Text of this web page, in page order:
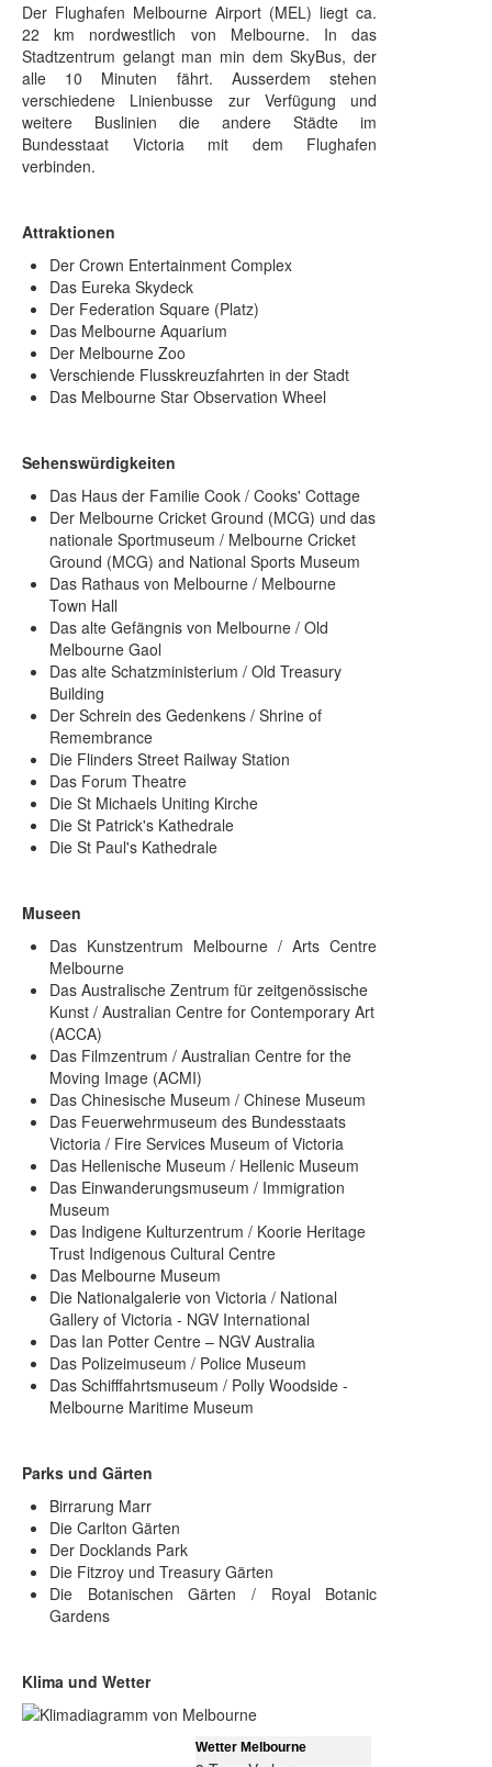
Der Flughafen Melbourne Airport (MEL) liegt ca.
22 km nordwestlich von Melbourne. In das
Stadtzentrum gelangt man min dem SkyBus, der
alle 10 Minuten fährt. Ausserdem stehen
verschiedene Linienbusse zur Verfügung und
weitere Buslinien die andere Städte im
Bundesstaat Victoria mit dem Flughafen
verbinden.
Attraktionen
Der Crown Entertainment Complex
Das Eureka Skydeck
Der Federation Square (Platz)
Das Melbourne Aquarium
Der Melbourne Zoo
Verschiende Flusskreuzfahrten in der Stadt
Das Melbourne Star Observation Wheel
Sehenswürdigkeiten
Das Haus der Familie Cook / Cooks' Cottage
Der Melbourne Cricket Ground (MCG) und das
nationale Sportmuseum / Melbourne Cricket
Ground (MCG) and National Sports Museum
Das Rathaus von Melbourne / Melbourne
Town Hall
Das alte Gefängnis von Melbourne / Old
Melbourne Gaol
Das alte Schatzministerium / Old Treasury
Building
Der Schrein des Gedenkens / Shrine of
Remembrance
Die Flinders Street Railway Station
Das Forum Theatre
Die St Michaels Uniting Kirche
Die St Patrick's Kathedrale
Die St Paul's Kathedrale
Museen
Das Kunstzentrum Melbourne / Arts Centre
Melbourne
Das Australische Zentrum für zeitgenössische
Kunst / Australian Centre for Contemporary Art
(ACCA)
Das Filmzentrum / Australian Centre for the
Moving Image (ACMI)
Das Chinesische Museum / Chinese Museum
Das Feuerwehrmuseum des Bundesstaats
Victoria / Fire Services Museum of Victoria
Das Hellenische Museum / Hellenic Museum
Das Einwanderungsmuseum / Immigration
Museum
Das Indigene Kulturzentrum / Koorie Heritage
Trust Indigenous Cultural Centre
Das Melbourne Museum
Die Nationalgalerie von Victoria / National
Gallery of Victoria - NGV International
Das Ian Potter Centre – NGV Australia
Das Polizeimuseum / Police Museum
Das Schifffahrtsmuseum / Polly Woodside -
Melbourne Maritime Museum
Parks und Gärten
Birrarung Marr
Die Carlton Gärten
Der Docklands Park
Die Fitzroy und Treasury Gärten
Die Botanischen Gärten / Royal Botanic
Gardens
Klima und Wetter
Wetter Melbourne